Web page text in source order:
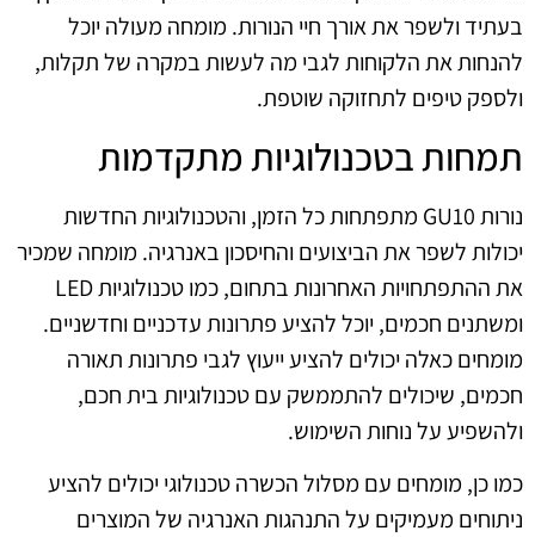
בעתיד ולשפר את אורך חיי הנורות. מומחה מעולה יוכל
להנחות את הלקוחות לגבי מה לעשות במקרה של תקלות,
ולספק טיפים לתחזוקה שוטפת.
תמחות בטכנולוגיות מתקדמות
נורות GU10 מתפתחות כל הזמן, והטכנולוגיות החדשות
יכולות לשפר את הביצועים והחיסכון באנרגיה. מומחה שמכיר
את ההתפתחויות האחרונות בתחום, כמו טכנולוגיות LED
ומשתנים חכמים, יוכל להציע פתרונות עדכניים וחדשניים.
מומחים כאלה יכולים להציע ייעוץ לגבי פתרונות תאורה
חכמים, שיכולים להתממשק עם טכנולוגיות בית חכם,
ולהשפיע על נוחות השימוש.
כמו כן, מומחים עם מסלול הכשרה טכנולוגי יכולים להציע
ניתוחים מעמיקים על התנהגות האנרגיה של המוצרים